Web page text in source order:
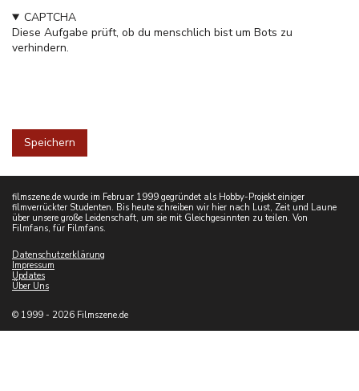
CAPTCHA
Diese Aufgabe prüft, ob du menschlich bist um Bots zu
verhindern.
filmszene.de wurde im Februar 1999 gegründet als Hobby-Projekt einiger
filmverrückter Studenten. Bis heute schreiben wir hier nach Lust, Zeit und Laune
über unsere große Leidenschaft, um sie mit Gleichgesinnten zu teilen. Von
Filmfans, für Filmfans.
Datenschutzerklärung
Impressum
Updates
Über Uns
© 1999 - 2026 Filmszene.de